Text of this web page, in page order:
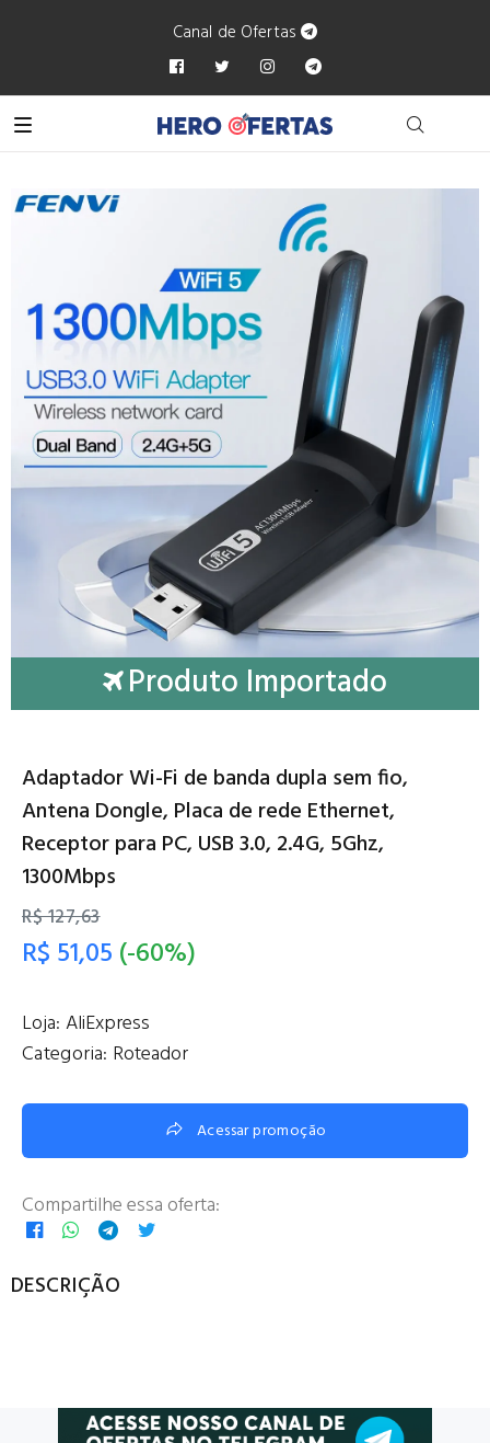
Canal de Ofertas
Produto Importado
Adaptador Wi-Fi de banda dupla sem fio,
Antena Dongle, Placa de rede Ethernet,
Receptor para PC, USB 3.0, 2.4G, 5Ghz,
1300Mbps
R$ 127,63
R$ 51,05 (-60%)
Loja:AliExpress
Categoria: Roteador
Acessar promoção
Compartilhe essa oferta:
DESCRIÇÃO